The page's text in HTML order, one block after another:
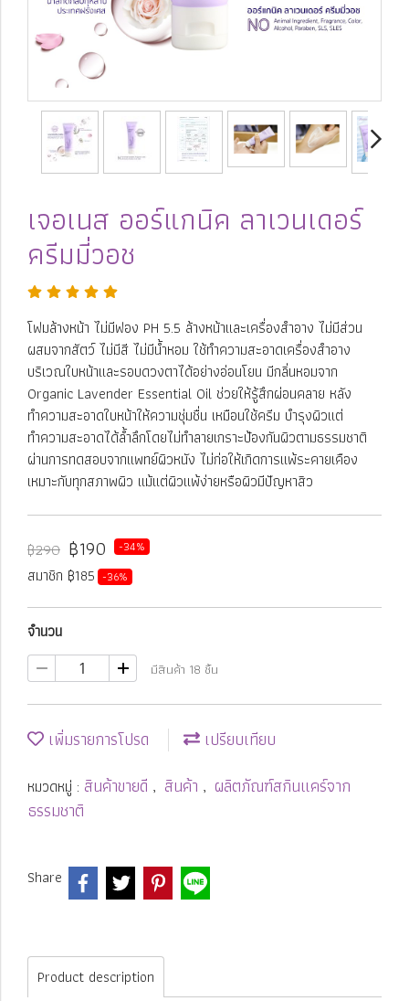
เจอเนส ออร์แกนิค ลาเวนเดอร์
ครีมมี่วอช
โฟมล้างหน้า ไม่มีฟอง PH 5.5 ล้างหน้าและเครื่องสำอาง ไม่มีส่วน
ผสมจากสัตว์ ไม่มีสี ไม่มีน้ำหอม ใช้ทำความสะอาดเครื่องสำอาง
บริเวณใบหน้าและรอบดวงตาได้อย่างอ่อนโยน มีกลิ่นหอมจาก
Organic Lavender Essential Oil ช่วยให้รู้สึกผ่อนคลาย หลัง
ทำความสะอาดใบหน้าให้ความชุ่มชื่น เหมือนใช้ครีม บำรุงผิวแต่
ทำความสะอาดได้ล้ำลึกโดยไม่ทำลายเกราะป้องกันผิวตามธรรมชาติ
ผ่านการทดสอบจากแพทย์ผิวหนัง ไม่ก่อให้เกิดการแพ้ระคายเคือง
เหมาะกับทุกสภาพผิว แม้แต่ผิวแพ้ง่ายหรือผิวมีปัญหาสิว
฿290 ฿190 -34%
สมาชิก ฿185 -36%
จำนวน
มีสินค้า 18 ชิ้น
เพิ่มรายการโปรด เปรียบเทียบ
หมวดหมู่ : สินค้าขายดี , สินค้า , ผลิตภัณฑ์สกินแคร์จาก
ธรรมชาติ
Share
Product description